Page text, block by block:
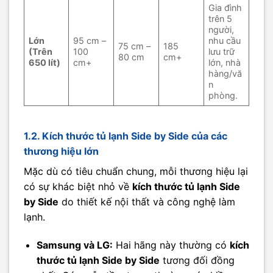
Lớn
(Trên
650 lít)
95 cm –
100
cm+
75 cm –
80 cm
185
cm+
Gia đình
trên 5
người,
nhu cầu
lưu trữ
lớn, nhà
hàng/vă
n
phòng.
1.2. Kích thước tủ lạnh Side by Side của các
thương hiệu lớn
Mặc dù có tiêu chuẩn chung, mỗi thương hiệu lại
có sự khác biệt nhỏ về kích thước tủ lạnh Side
by Side do thiết kế nội thất và công nghệ làm
lạnh.
Samsung và LG: Hai hãng này thường có kích
thước tủ lạnh Side by Side tương đối đồng